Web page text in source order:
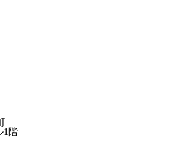
1階